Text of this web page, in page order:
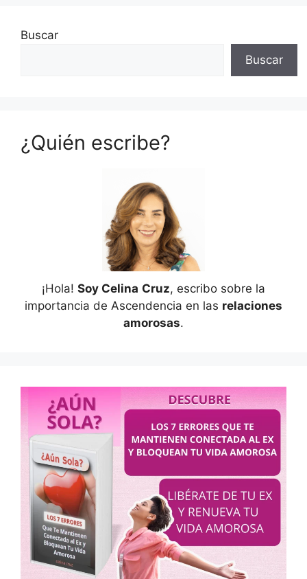
Buscar
Buscar
¿Quién escribe?
¡Hola! Soy Celina Cruz, escribo sobre la
importancia de Ascendencia en las relaciones
amorosas.